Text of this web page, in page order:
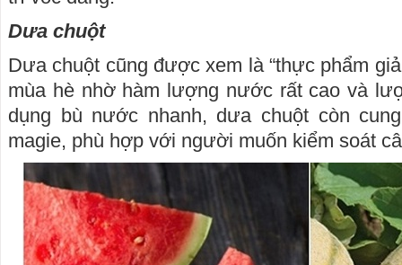
Dưa chuột
Dưa chuột cũng được xem là “thực phẩm
mùa hè nhờ hàm lượng nước rất cao và
dụng bù nước nhanh, dưa chuột còn
magie, phù hợp với người muốn kiểm soát